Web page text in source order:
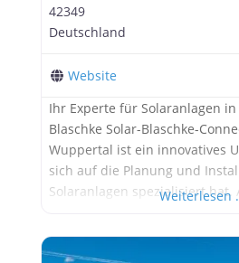
42349
Deutschland
Website
Ihr Experte für Solaranlagen
Blaschke Solar-Blaschke-
Wuppertal ist ein innovatives
sich auf die Planung und
Solaranlagen spezialisiert hat.
private und gewerbliche
Weiterlesen